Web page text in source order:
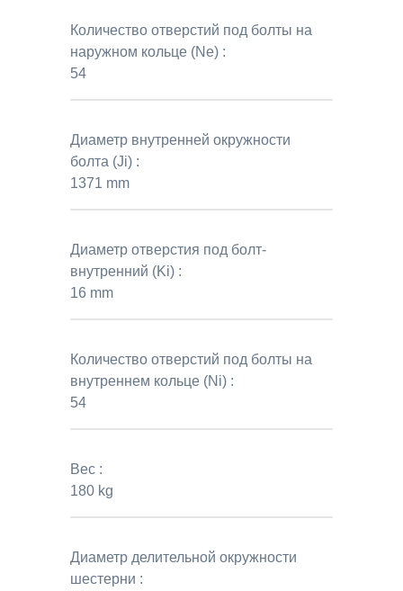
Количество отверстий под болты на
наружном кольце (Ne) :
54
Диаметр внутренней окружности
болта (Ji) :
1371 mm
Диаметр отверстия под болт-
внутренний (Ki) :
16 mm
Количество отверстий под болты на
внутреннем кольце (Ni) :
54
Вес :
180 kg
Диаметр делительной окружности
шестерни :